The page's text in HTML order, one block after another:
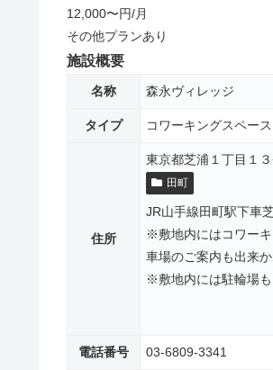
12,000〜円/月
その他プランあり
施設概要
名称 森永ヴィレッジ
タイプ コワーキングスペー
住所
東京都芝浦１丁目１
田町
JR山手線田町駅下車
※敷地内にはコワー
車場のご案内も出来
※敷地内には駐輪場も
電話番号 03-6809-3341